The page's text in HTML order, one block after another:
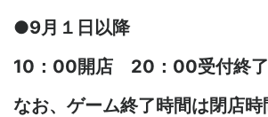
●9月１日以降
10：00開店 20：00受付終
なお、ゲーム終了時間は閉店